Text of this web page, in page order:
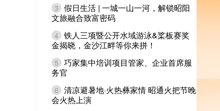
3 假日生活 | 一城一山一河，解锁昭阳
文旅融合致富密码
4 铁人三项暨公开水域游泳&桨板赛奖
金揭晓，金沙江畔等你来拼！
5 巧家集中培训项目管家、企业首席服
务官
6 清凉避暑地·火热彝家情 昭通火把节晚
会火热上演